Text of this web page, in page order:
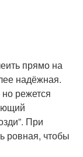
прямо на
надёжная.
режется
При
ровная, чтобы